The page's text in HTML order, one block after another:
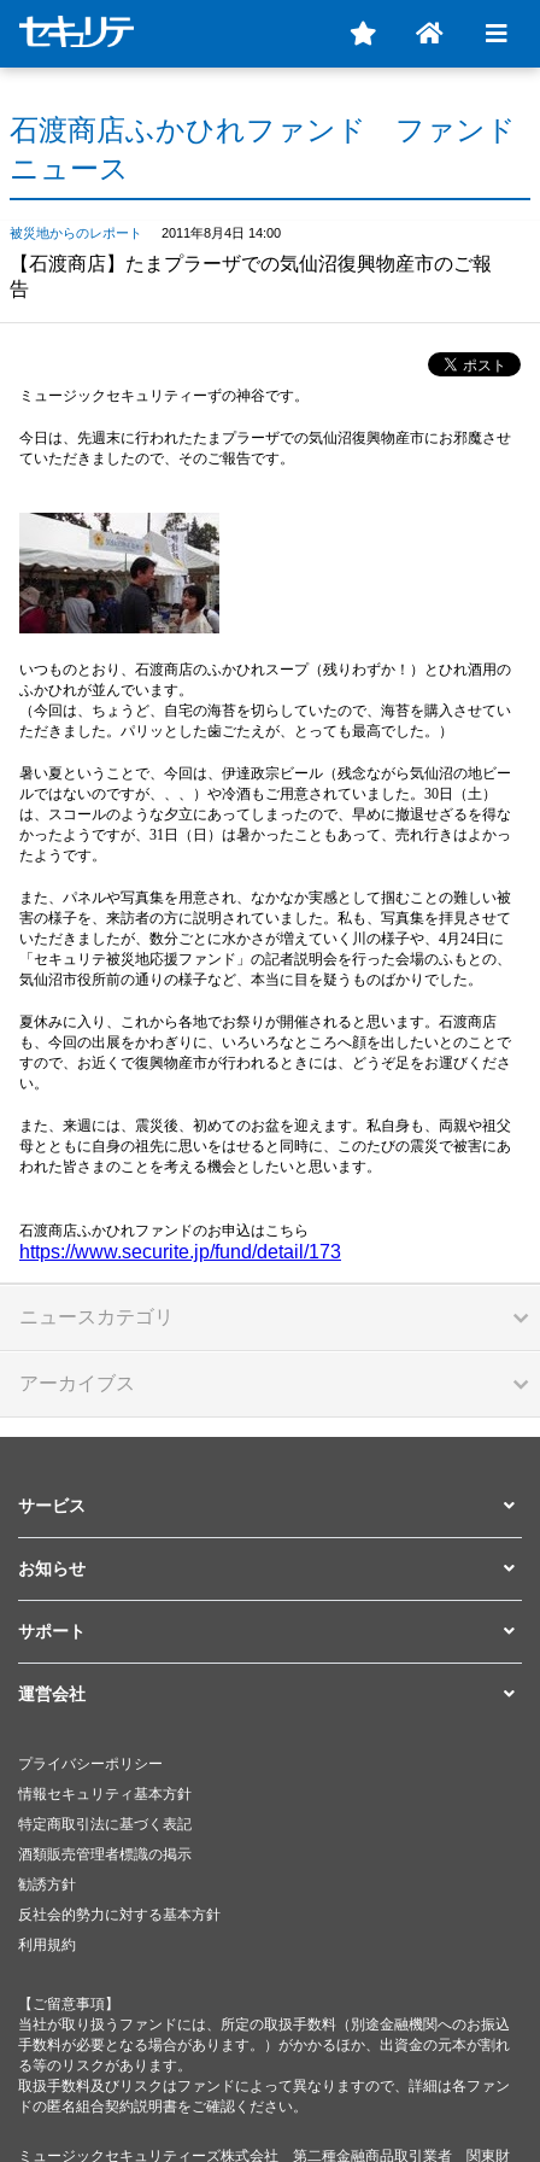
石渡商店ふかひれファンド ファンド
ニュース
被災地からのレポート 2011年8月4日 14:00
【石渡商店】たまプラーザでの気仙沼復興物産市のご報
告
ミュージックセキュリティーずの神谷です。
今日は、先週末に行われたたまプラーザでの気仙沼復興物産市にお邪魔させ
ていただきましたので、そのご報告です。
いつものとおり、石渡商店のふかひれスープ（残りわずか！）とひれ酒用の
ふかひれが並んでいます。
（今回は、ちょうど、自宅の海苔を切らしていたので、海苔を購入させてい
ただきました。パリッとした歯ごたえが、とっても最高でした。）
暑い夏ということで、今回は、伊達政宗ビール（残念ながら気仙沼の地ビー
ルではないのですが、、、）や冷酒もご用意されていました。30日（土）
は、スコールのような夕立にあってしまったので、早めに撤退せざるを得な
かったようですが、31日（日）は暑かったこともあって、売れ行きはよかっ
たようです。
また、パネルや写真集を用意され、なかなか実感として掴むことの難しい被
害の様子を、来訪者の方に説明されていました。私も、写真集を拝見させて
いただきましたが、数分ごとに水かさが増えていく川の様子や、4月24日に
「セキュリテ被災地応援ファンド」の記者説明会を行った会場のふもとの、
気仙沼市役所前の通りの様子など、本当に目を疑うものばかりでした。
夏休みに入り、これから各地でお祭りが開催されると思います。石渡商店
も、今回の出展をかわぎりに、いろいろなところへ顔を出したいとのことで
すので、お近くで復興物産市が行われるときには、どうぞ足をお運びくださ
い。
また、来週には、震災後、初めてのお盆を迎えます。私自身も、両親や祖父
母とともに自身の祖先に思いをはせると同時に、このたびの震災で被害にあ
われた皆さまのことを考える機会としたいと思います。
石渡商店ふかひれファンドのお申込はこちら
https://www.securite.jp/fund/detail/173
ニュースカテゴリ
アーカイブス
サービス
お知らせ
サポート
運営会社
プライバシーポリシー
情報セキュリティ基本方針
特定商取引法に基づく表記
酒類販売管理者標識の掲示
勧誘方針
反社会的勢力に対する基本方針
利用規約
【ご留意事項】
当社が取り扱うファンドには、所定の取扱手数料（別途金融機関へのお振込
手数料が必要となる場合があります。）がかかるほか、出資金の元本が割れ
る等のリスクがあります。
取扱手数料及びリスクはファンドによって異なりますので、詳細は各ファン
ドの匿名組合契約説明書をご確認ください。
ミュージックセキュリティーズ株式会社 第二種金融商品取引業者 関東財